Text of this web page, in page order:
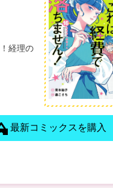
経理の
最新コミックスを購入